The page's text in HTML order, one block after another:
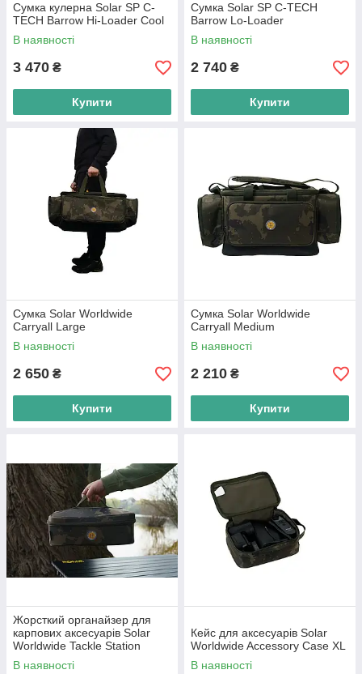
Сумка кулерна Solar SP C-
TECH Barrow Hi-Loader Cool
В наявності
3 470 ₴
Купити
Сумка Solar SP C-TECH
Barrow Lo-Loader
В наявності
2 740 ₴
Купити
Сумка Solar Worldwide
Carryall Large
В наявності
2 650 ₴
Купити
Сумка Solar Worldwide
Carryall Medium
В наявності
2 210 ₴
Купити
Жорсткий органайзер для
карпових аксесуарів Solar
Worldwide Tackle Station
Large
В наявності
Кейс для аксесуарів Solar
Worldwide Accessory Case XL
В наявності